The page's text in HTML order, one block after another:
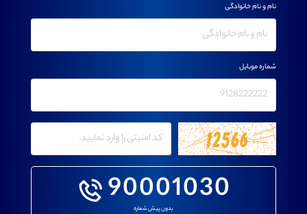
90001030
بدون پیش شماره
نام و نام خانوادگی
شماره موبایل